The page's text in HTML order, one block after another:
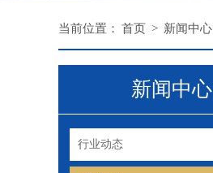
当前位置： 首页 > 新闻中心
新闻中心
行业动态